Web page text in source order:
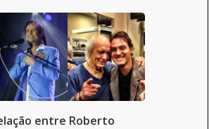
entre Roberto